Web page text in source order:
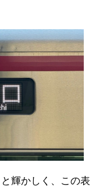
輝かしく、この表